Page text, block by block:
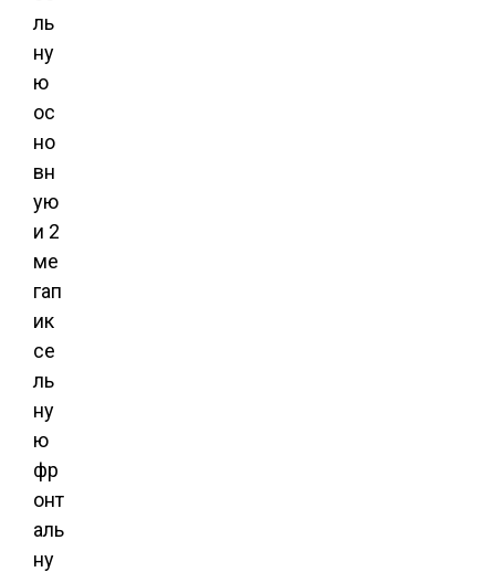
ль
ну
ю
ос
но
вн
ую
и 2
ме
гап
ик
се
ль
ну
ю
фр
онт
аль
ну